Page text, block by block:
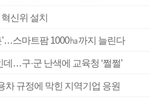
신위 설치
’…스마트팜 1000㏊까지 늘린다
…구·군 난색에 교육청 ‘쩔쩔’
규정에 막힌 지역기업 응원